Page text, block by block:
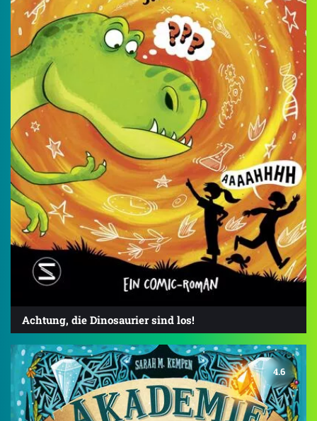
Achtung, die Dinosaurier sind los!
4.6